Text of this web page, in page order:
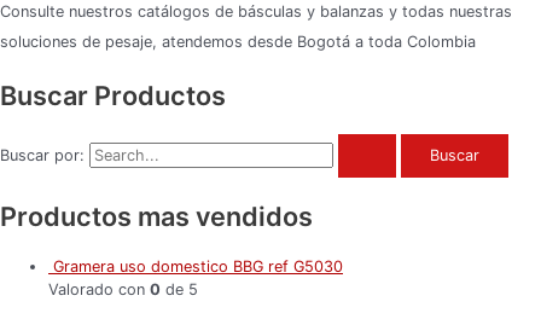
Consulte nuestros catálogos de básculas y balanzas y todas nuestras
soluciones de pesaje, atendemos desde Bogotá a toda Colombia
Buscar Productos
Buscar por:
Productos mas vendidos
Gramera uso domestico BBG ref G5030
Valorado con 0 de 5